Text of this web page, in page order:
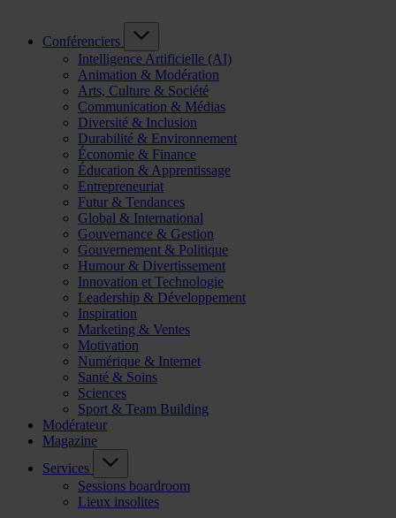
Conférenciers
Intelligence Artificielle (AI)
Animation & Modération
Arts, Culture & Société
Communication & Médias
Diversité & Inclusion
Durabilité & Environnement
Économie & Finance
Éducation & Apprentissage
Entrepreneuriat
Futur & Tendances
Global & International
Gouvernance & Gestion
Gouvernement & Politique
Humour & Divertissement
Innovation et Technologie
Leadership & Développement
Inspiration
Marketing & Ventes
Motivation
Numérique & Internet
Santé & Soins
Sciences
Sport & Team Building
Modérateur
Magazine
Services
Sessions boardroom
Lieux insolites